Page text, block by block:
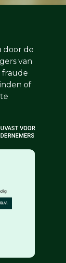
door de
van
fraude
of